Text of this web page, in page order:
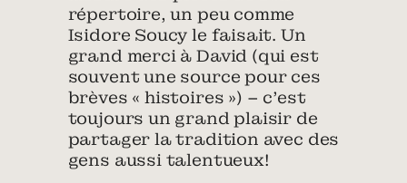
répertoire, un peu comme
Isidore Soucy le faisait. Un
grand merci à David (qui est
souvent une source pour ces
brèves « histoires ») – c’est
toujours un grand plaisir de
partager la tradition avec des
gens aussi talentueux!